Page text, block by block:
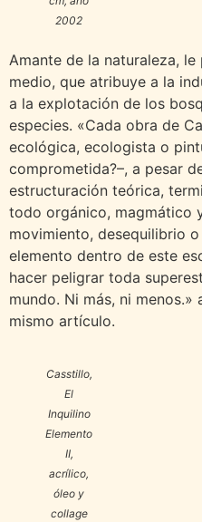
2002
Amante de la naturaleza,
medio, que atribuye a la
a la explotación de los
especies. «Cada obra de
ecológica, ecologista o
comprometida?–, a pesar
estructuración teórica,
todo orgánico, magmático
movimiento, desequilibrio
elemento dentro de este
hacer peligrar toda
mundo. Ni más, ni menos.»
mismo artículo.
Casstillo,
El
Inquilino
Elemento
II,
acrílico,
óleo y
collage